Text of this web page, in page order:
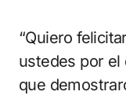
“Quiero
ustedes por el
que